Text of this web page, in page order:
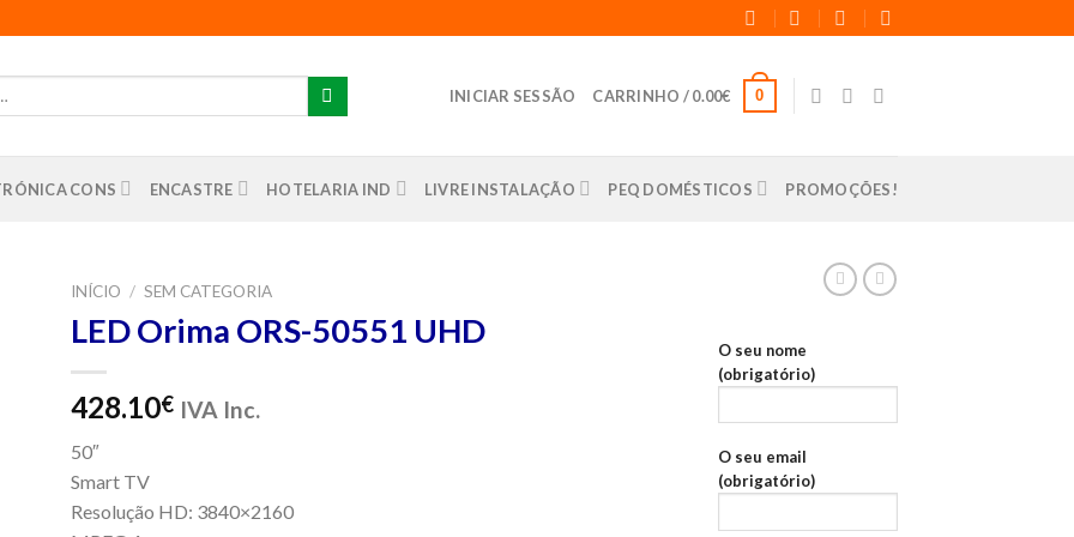
INICIAR SESSÃO CARRINHO /0.00€ 0
CONS ENCASTRE HOTELARIA IND LIVRE INSTALAÇÃO PEQ DOMÉSTICOS PROMOÇÕES!
INÍCIO / SEM CATEGORIA
LED Orima ORS-50551 UHD
428.10€ IVA Inc.
50″
Smart TV
Resolução HD: 3840×2160
O seu nome
(obrigatório)
O seu email
(obrigatório)